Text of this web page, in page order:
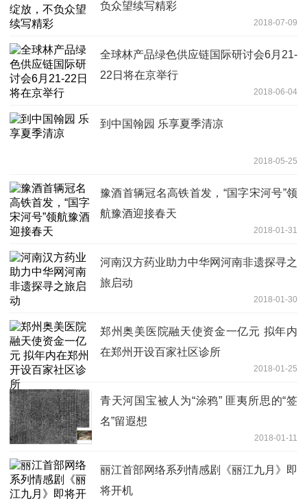
负众望续写精彩
2018-07-09
全球林产品绿色供应链国际研讨会6月21-
22日将在京举行
2018-06-04
到中国翰园 乐享夏季清凉
2018-05-25
豫酒首辆冠名高铁首发，“国字宋河号”领
航豫酒迎接春天
2018-01-31
河南汉方药业助力中华网河南非遗探寻之
旅启动
2018-01-30
郑州奥美医院融天使资金一亿元 拟年内
在郑州开设百家社区诊所
2018-01-25
青天河国宝被人为“涂鸦” 匪夷所思的“签
名”留遐想
2018-01-11
丽江首部网络系列情感剧《丽江九月》即
将开机